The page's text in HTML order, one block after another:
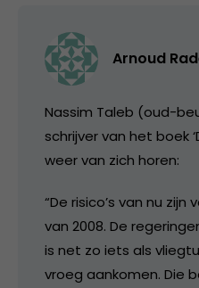
Arnoud
Nassim Taleb (oud-
schrijver van het boek
weer van zich horen:
“De risico’s van nu
van 2008. De
is net zo iets als
vroeg aankomen. Die